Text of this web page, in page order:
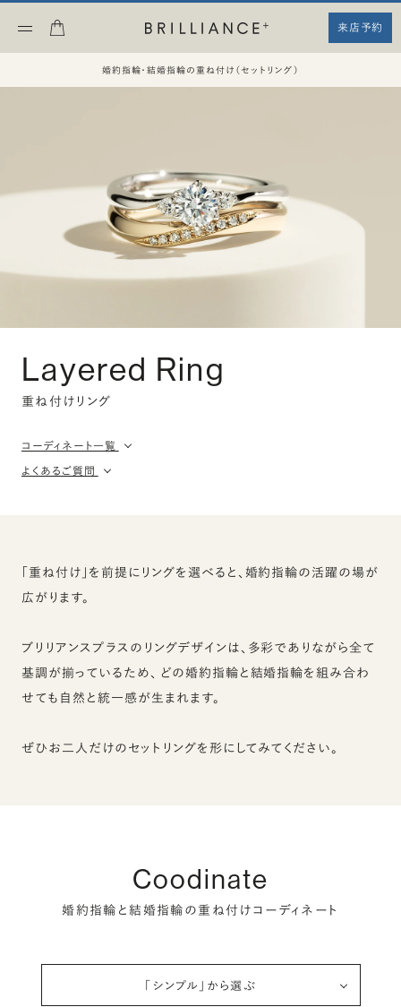
来店予約
婚約指輪・結婚指輪の重ね付け（セットリング）
Layered Ring
重ね付けリング
コーディネート一覧
よくあるご質問
「重ね付け」を前提にリングを選べると、婚約指輪の活躍の場が
広がります。
ブリリアンスプラスのリングデザインは、多彩でありながら全て
基調が揃っているため、 どの婚約指輪と結婚指輪を組み合わ
せても自然と統一感が生まれます。
ぜひお二人だけのセットリングを形にしてみてください。
Coodinate
婚約指輪と結婚指輪の重ね付けコーディネート
「シンプル」から選ぶ